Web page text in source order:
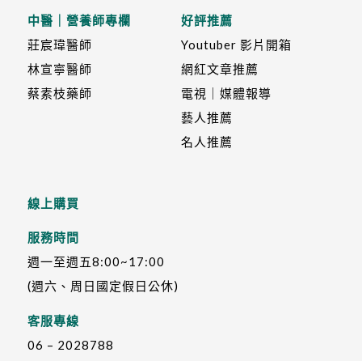
中醫｜營養師專欄
莊宸瑋醫師
林宣寧醫師
蔡素枝藥師
好評推薦
Youtuber 影片開箱
網紅文章推薦
電視｜媒體報導
藝人推薦
名人推薦
線上購買
服務時間
週一至週五8:00~17:00
(週六、周日國定假日公休)
客服專線
06 – 2028788